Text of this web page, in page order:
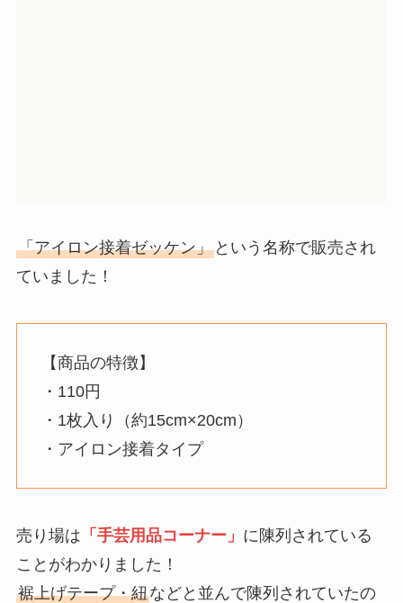
「アイロン接着ゼッケン」という名称で販売され
ていました！
【商品の特徴】
・110円
・1枚入り（約15cm×20cm）
・アイロン接着タイプ
売り場は 「 手芸用品コーナー」 に陳列されている
ことがわかりました！
裾上げテープ・紐などと並んで陳列されていたの